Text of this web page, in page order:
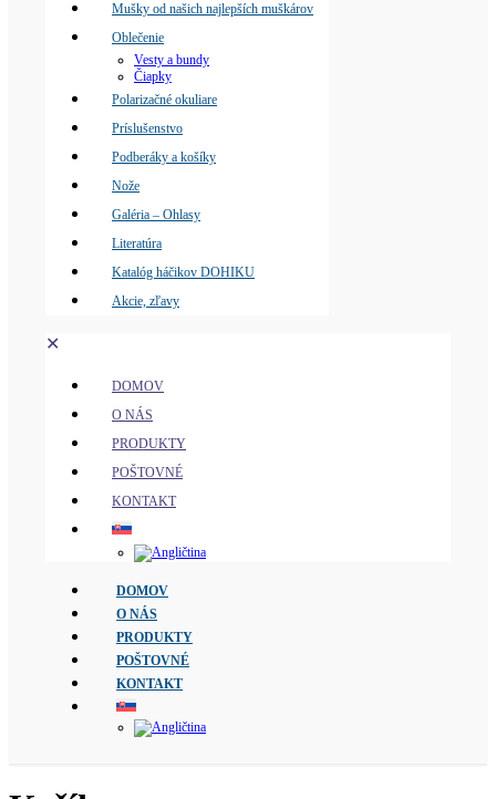
Mušky od našich najlepších muškárov
Oblečenie
Vesty a bundy
Čiapky
Polarizačné okuliare
Príslušenstvo
Podberáky a košíky
Nože
Galéria – Ohlasy
Literatúra
Katalóg háčikov DOHIKU
Akcie, zľavy
✕
DOMOV
O NÁS
PRODUKTY
POŠTOVNÉ
KONTAKT
DOMOV
O NÁS
PRODUKTY
POŠTOVNÉ
KONTAKT